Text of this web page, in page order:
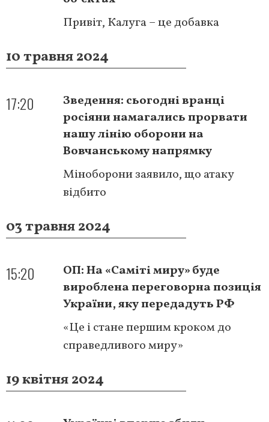
Привіт, Калуга – це добавка
10 травня 2024
17:20
Зведення: сьогодні вранці
росіяни намагались прорвати
нашу лінію оборони на
Вовчанському напрямку
Міноборони заявило, що атаку
відбито
03 травня 2024
15:20
ОП: На «Саміті миру» буде
вироблена переговорна позиція
України, яку передадуть РФ
«Це і стане першим кроком до
справедливого миру»
19 квітня 2024